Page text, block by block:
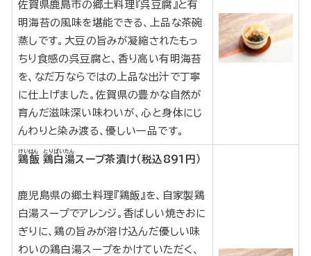
佐賀県鹿島市の郷土料理『呉豆腐』と有
明海苔の風味を堪能できる、上品な茶碗
蒸しです。大豆の旨みが凝縮されたもっ
ちり食感の呉豆腐と、香り高い有明海苔
を、なだ万ならではの上品な出汁で丁寧
に仕上げました。佐賀県の豊かな自然が
育んだ滋味深い味わいが、心と身体にじ
んわりと染み渡る、優しい一品です。
鶏飯
けいはん
鶏白湯
とりぱいたん
スープ茶漬け（税込891円）
鹿児島県の郷土料理『鶏飯』を、自家製鶏
白湯スープでアレンジ。香ばしい焼きおに
ぎりに、鶏の旨みが溶け込んだ優しい味
わいの鶏白湯スープをかけていただく、